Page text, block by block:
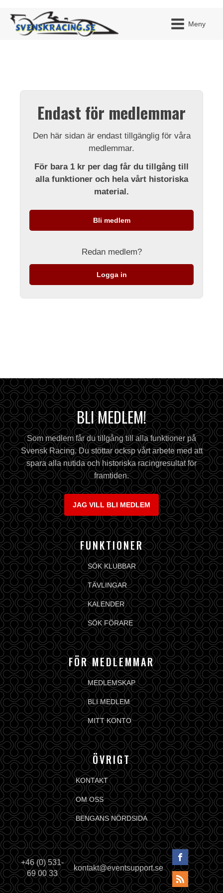
Meny
Endast för medlemmar
Den här sidan är endast tillgänglig för våra
medlemmar.
För bara 1 kr per dag får du tillgång till
alla funktioner och hela vårt historiska
material.
Bli medlem
Redan medlem?
Logga in
BLI MEDLEM!
Som medlem får du tillgång till alla funktioner på
Svensk Racing. Du stöttar ocksp vårt arbete med att
spara alla nutida och historiska racingresultat för
framtiden.
JAG VILL BLI MEDLEM
FUNKTIONER
SÖK KLUBBAR
TÄVLINGAR
KALENDER
SÖK FÖRARE
FÖR MEDLEMMAR
MEDLEMSKAP
BLI MEDLEM
MITT KONTO
ÖVRIGT
KONTAKT
OM OSS
BENGANS NÖRDSIDA
+46 (0) 531-
69 00 33
kontakt@eventsupport.se